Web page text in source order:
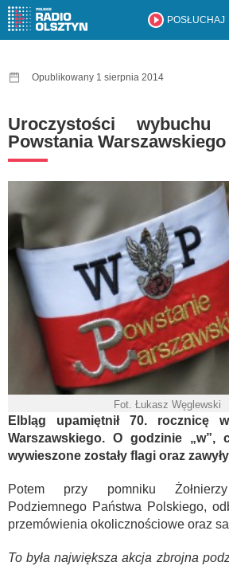
POSŁUCHAJ
Opublikowany 1 sierpnia 2014
Uroczystości
Powstania Warszawskiego
Fot. Łukasz Węglewski
Elbląg upamiętnił 70. rocznicę
Warszawskiego. O godzinie „w”,
wywieszone zostały flagi oraz
Potem przy pomniku
Podziemnego Państwa Polskiego,
przemówienia okolicznościowe oraz
To była największa akcja zbrojna